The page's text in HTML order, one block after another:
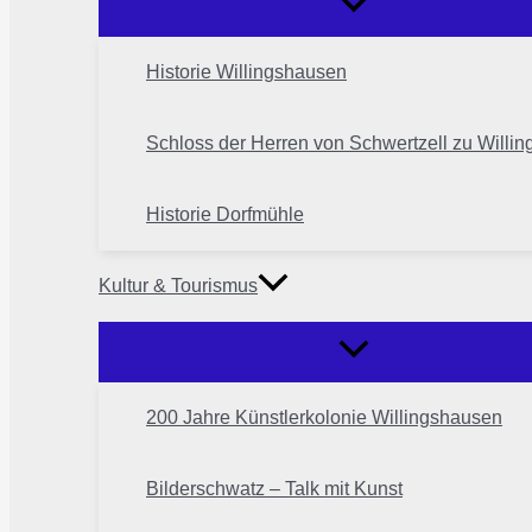
Historie Willingshausen
Schloss der Herren von Schwertzell zu
Historie Dorfmühle
Kultur & Tourismus
200 Jahre Künstlerkolonie Willingshausen
Bilderschwatz – Talk mit Kunst